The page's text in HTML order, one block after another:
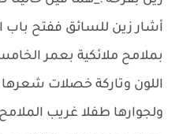
أشار زين للسائق ففتح باب
بملامح ملائكية بعمر
اللون وتاركة خصلات
ولجوارها طفلا غريب